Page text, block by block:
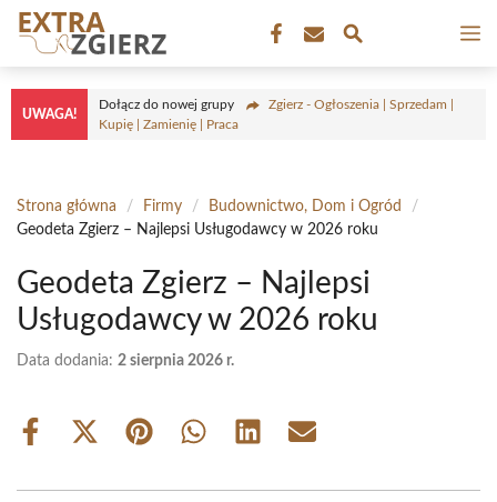
Przejdź
treści
UWAGA!
Dołącz do nowej grupy
Zgierz - Ogłoszenia | Sprzedam |
Kupię | Zamienię | Praca
Strona główna / Firmy / Budownictwo, Dom i Ogród
/
Geodeta Zgierz – Najlepsi Usługodawcy w 2026 roku
Geodeta Zgierz – Najlepsi
Usługodawcy w 2026 roku
Data dodania: 2 sierpnia 2026 r.
Share
Share
(Twitter)
Share Share Share Share